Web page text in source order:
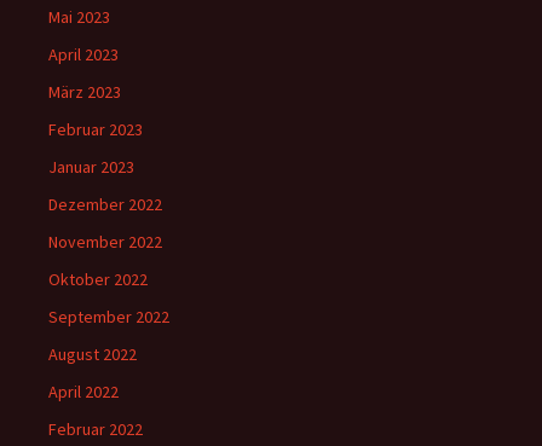
Mai 2023
April 2023
März 2023
Februar 2023
Januar 2023
Dezember 2022
November 2022
Oktober 2022
September 2022
August 2022
April 2022
Februar 2022